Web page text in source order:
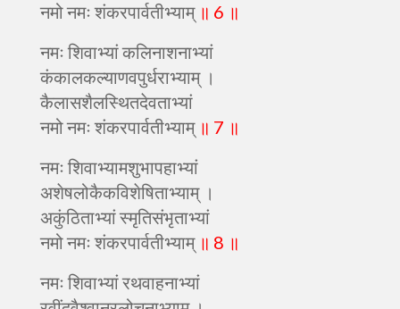
नमो नमः शंकरपार्वतीभ्याम् ॥ 6 ॥
नमः शिवाभ्यां कलिनाशनाभ्यां
कंकालकल्याणवपुर्धराभ्याम् ।
कैलासशैलस्थितदेवताभ्यां
नमो नमः शंकरपार्वतीभ्याम् ॥ 7 ॥
नमः शिवाभ्यामशुभापहाभ्यां
अशेषलोकैकविशेषिताभ्याम् ।
अकुंठिताभ्यां स्मृतिसंभृताभ्यां
नमो नमः शंकरपार्वतीभ्याम् ॥ 8 ॥
नमः शिवाभ्यां रथवाहनाभ्यां